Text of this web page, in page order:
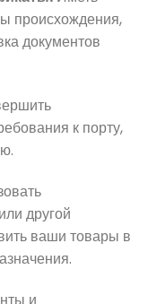
происхождения,
документов
к порту,
другой
ваши товары в
и